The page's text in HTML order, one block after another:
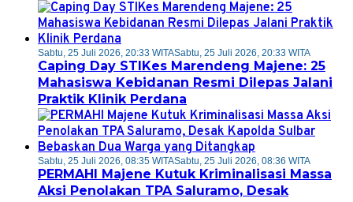
Sabtu, 25 Juli 2026, 20:33 WITASabtu, 25 Juli 2026, 20:33 WITA
Caping Day STIKes Marendeng Majene: 25
Mahasiswa Kebidanan Resmi Dilepas Jalani
Praktik Klinik Perdana
Sabtu, 25 Juli 2026, 08:35 WITASabtu, 25 Juli 2026, 08:36 WITA
PERMAHI Majene Kutuk Kriminalisasi Massa
Aksi Penolakan TPA Saluramo, Desak